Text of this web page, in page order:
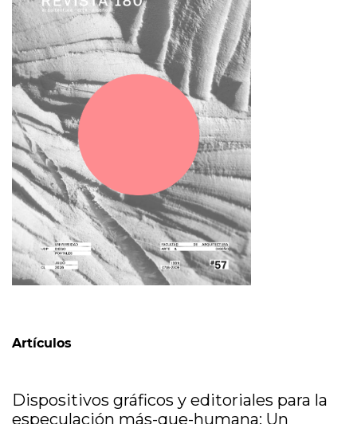
Artículos
Dispositivos gráficos y editoriales para la
especulación más-que-humana: Un